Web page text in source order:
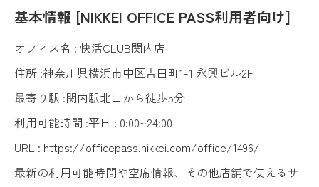
基本情報 [NIKKEI OFFICE PASS利用者向け]
オフィス名 : 快活CLUB関内店
住所 :神奈川県横浜市中区吉田町1-1 永興ビル2F
最寄り駅 :関内駅北口から徒歩5分
利用可能時間 :平日 : 0:00~24:00
URL : https://officepass.nikkei.com/office/1496/
最新の利用可能時間や空席情報、その他店舗で使えるサ